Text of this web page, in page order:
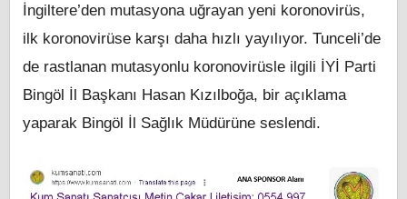
İngiltere’den mutasyona uğrayan yeni koronovirüs,
ilk koronovirüse karşı daha hızlı yayılıyor. Tunceli’de
de rastlanan mutasyonlu koronovirüsle ilgili İYİ Parti
Bingöl İl Başkanı Hasan Kızılboğa, bir açıklama
yaparak Bingöl İl Sağlık Müdürüne seslendi.